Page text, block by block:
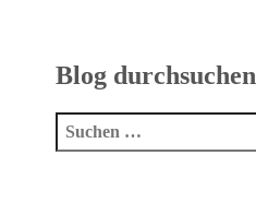
Blog durchsuchen